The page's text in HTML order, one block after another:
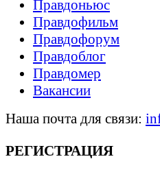
Правдоньюс
Правдофильм
Правдофорум
Правдоблог
Правдомер
Вакансии
Наша почта для связи:
РЕГИСТРАЦИЯ